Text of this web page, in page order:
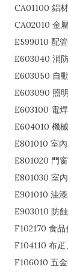
CA01100 鋁
CA02010 金
E599010 配
E603040 消
E603050 自
E603090 照
E603100 電
E604010 機
E801010 室
E801020 門
E801030 室
E901010 油
E903010 防
F102170 食
F104110 布
F106010 五